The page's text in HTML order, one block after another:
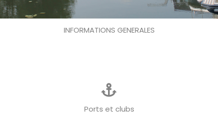
INFORMATIONS GENERALES
Ports et clubs